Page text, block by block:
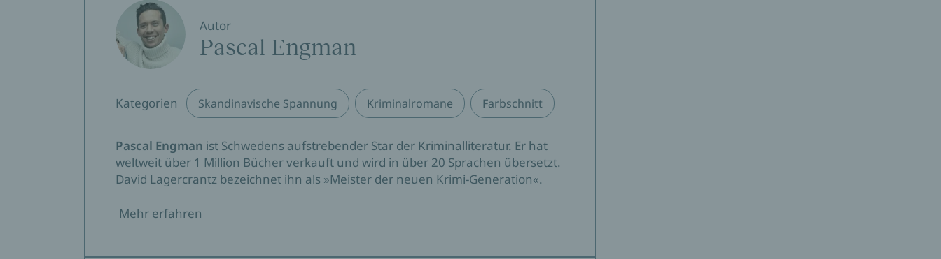
»Hochaktuell und spannend bis zur letzten Seite.«
»Alles, was ein Thriller können muss: ein Pageturner mit Tiefe von den aufregendsten neuen
»Ein großartiger Kriminalroman mit politischer Relevanz. Ein Spiegelbild unserer Zeit.«
Sydsvenskan
»Raffiniert konstruiert.«
Autor
Pascal Engman
Kategorien Skandinavische Spannung Kriminalromane Farbschnitt
Pascal Engman ist Schwedens aufstrebender Star der Kriminalliteratur. Er hat
weltweit über 1 Million Bücher verkauft und wird in über 20 Sprachen übersetzt.
David Lagercrantz bezeichnet ihn als »Meister der neuen Krimi-Generation«.
Mehr erfahren